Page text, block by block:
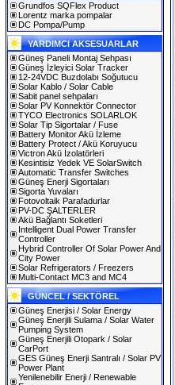
Grundfos SQFlex Product
Lorentz marka pompalar
DC Pompa/Pump
YARDIMCI AKSESUARLAR
Güneş Paneli Montaj Sehpası
Güneş İzleyici Solar Tracker
12-24VDC Buzdolabı Soğutucu
Solar Kablo / Solar Cable
Sabit panel sehpaları
Solar PV Konnektör Connector
TYCO Electronics SOLARLOK
Solar Tip Sigortalar / Fuse
Battery Monitor Akü İzleme
Battery Protect / Akü Koruyucu
Victron Akü İzolatörleri
Kesintisiz Yedek VE SolarSwitch
Automatic Transfer Switches
Güneş Enerji Sigortaları
Sigorta Yuvaları
Fotovoltaik Parafadurlar
PV-DC ŞALTERLER
Akü Bağlantı Soketleri
Intelligent Dual Power Transfer
Controller
Hybrid Controller Of Solar Power And
City Power
Solar Refrigerators / Freezers
Multi-Contact MC3 and MC4
GÜNCEL / SEKTÖREL
Güneş Enerjisi / Solar Energy
Güneş Enerjili Sulama / Solar Water
Pumping System
Güneş Enerjili Otopark / Solar
CarPort
GES Güneş Enerji Santralı / Solar PV
Power Plant
Yenilenebilir Enerji / Renewable